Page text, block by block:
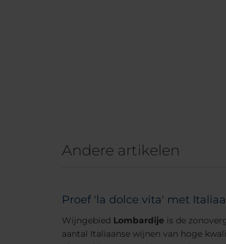
Andere artikelen
Proef 'la dolce vita' met
Wijngebied Lombardije is de
aantal Italiaanse wijnen van hoge